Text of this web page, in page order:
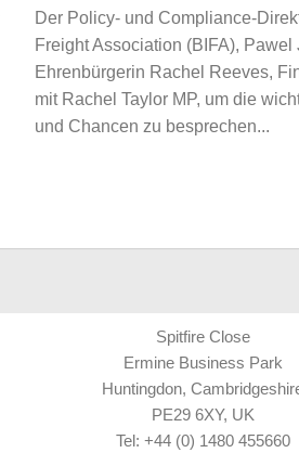
Der Policy- und Compliance-
Freight Association (BIFA), Pawel
Ehrenbürgerin Rachel Reeves,
mit Rachel Taylor MP, um die
und Chancen zu besprechen...
Spitfire Close
Ermine Business Park
Huntingdon,
PE29 6XY, UK
Tel: +44 (0) 1480 455660